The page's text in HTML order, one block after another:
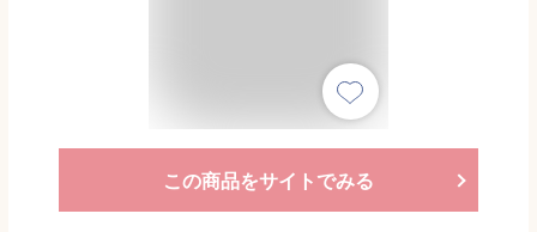
この商品をサイトでみる